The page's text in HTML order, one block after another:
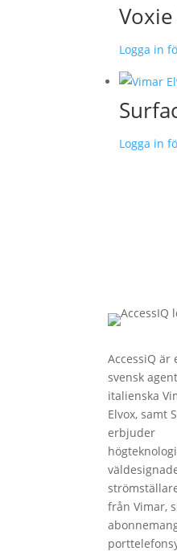
Logga in
Logga in
AccessiQ är
svensk
italienska
Elvox, samt
erbjuder
från Vimar,